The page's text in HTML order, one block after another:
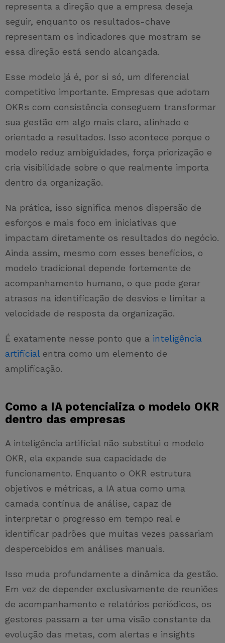
representa a direção que a empresa deseja
seguir, enquanto os resultados-chave
representam os indicadores que mostram se
essa direção está sendo alcançada.
Esse modelo já é, por si só, um diferencial
competitivo importante. Empresas que adotam
OKRs com consistência conseguem transformar
sua gestão em algo mais claro, alinhado e
orientado a resultados. Isso acontece porque o
modelo reduz ambiguidades, força priorização e
cria visibilidade sobre o que realmente importa
dentro da organização.
Na prática, isso significa menos dispersão de
esforços e mais foco em iniciativas que
impactam diretamente os resultados do negócio.
Ainda assim, mesmo com esses benefícios, o
modelo tradicional depende fortemente de
acompanhamento humano, o que pode gerar
atrasos na identificação de desvios e limitar a
velocidade de resposta da organização.
É exatamente nesse ponto que a inteligência
artificial entra como um elemento de
amplificação.
Como a IA potencializa o modelo OKR
dentro das empresas
A inteligência artificial não substitui o modelo
OKR, ela expande sua capacidade de
funcionamento. Enquanto o OKR estrutura
objetivos e métricas, a IA atua como uma
camada contínua de análise, capaz de
interpretar o progresso em tempo real e
identificar padrões que muitas vezes passariam
despercebidos em análises manuais.
Isso muda profundamente a dinâmica da gestão.
Em vez de depender exclusivamente de reuniões
de acompanhamento e relatórios periódicos, os
gestores passam a ter uma visão constante da
evolução das metas, com alertas e insights